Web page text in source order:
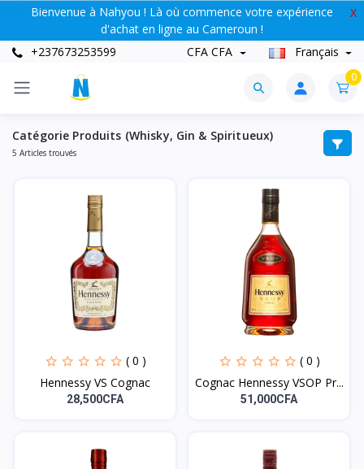
Bienvenue à Nahyou ! Là où commence votre expérience
d'achat en ligne au Cameroun !
X
+237673253599 CFA CFA Français
0
Catégorie Produits (Whisky, Gin & Spiritueux)
5 Articles trouvés
( 0 )
Hennessy VS Cognac
28,500CFA
( 0 )
Cognac Hennessy VSOP Pr...
51,000CFA